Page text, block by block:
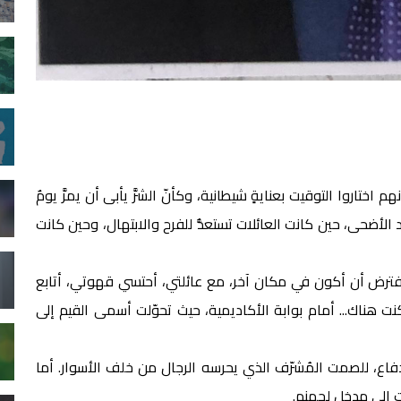
اختاروا التوقيت بعنايةٍ شيطانية، وكأنّ الشرَّ يأبى أن يمرَّ يومٌ
الأضحى، حين كانت العائلات تستعدُّ للفرح والابتهال، وحين كانت
أن أكون في مكان آخر، مع عائلتي، أحتسي قهوتي، أتابع
أمام بوابة الأكاديمية، حيث تحوّلت أسمى القيم إلى
للصمت المُشرّف الذي يحرسه الرجال من خلف الأسوار. أما